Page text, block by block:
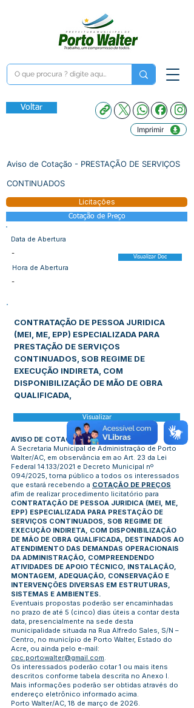
Voltar
Imprimir
Aviso de Cotação - PRESTAÇÃO DE SERVIÇOS
CONTINUADOS
Licitações
Cotação de Preço
Data de Abertura
-
Hora de Abertura
Visualizar Doc
-
CONTRATAÇÃO DE PESSOA JURIDICA
(MEI, ME, EPP) ESPECIALIZADA PARA
PRESTAÇÃO DE SERVIÇOS
CONTINUADOS, SOB REGIME DE
EXECUÇÃO INDIRETA, COM
DISPONIBILIZAÇÃO DE MÃO DE OBRA
QUALIFICADA,
Visualizar
AVISO DE COTAÇÃO DE PREÇOS
A Secretaria Municipal de Administração de Porto
Walter/AC, em observância em ao Art. 23 da Lei
Federal 14.133/2021 e Decreto Municipal nº
094/2025, torna público a todos os interessados
que estará recebendo a COTAÇÃO DE PREÇOS
afim de realizar procedimento licitatório para
CONTRATAÇÃO DE PESSOA JURIDICA (MEI, ME,
EPP) ESPECIALIZADA PARA PRESTAÇÃO DE
SERVIÇOS CONTINUADOS, SOB REGIME DE
EXECUÇÃO INDIRETA, COM DISPONIBILIZAÇÃO
DE MÃO DE OBRA QUALIFICADA, DESTINADOS AO
ATENDIMENTO DAS DEMANDAS OPERACIONAIS
DA ADMINISTRAÇÃO, COMPREENDENDO
ATIVIDADES DE APOIO TÉCNICO, INSTALAÇÃO,
MONTAGEM, ADEQUAÇÃO, CONSERVAÇÃO E
INTERVENÇÕES DIVERSAS EM ESTRUTURAS,
SISTEMAS E AMBIENTES.
Eventuais propostas poderão ser encaminhadas
no prazo de até 5 (cinco) dias úteis a contar desta
data, presencialmente na sede desta
municipalidade situada na Rua Alfredo Sales, S/N –
Centro, no município de Porto Walter, Estado do
Acre, ou ainda pelo e-mail:
cpc.portowalter@gmail.com.
Os interessados poderão cotar 1 ou mais itens
descritos conforme tabela descrita no Anexo I.
Mais informações poderão ser obtidas através do
endereço eletrônico informado acima.
Porto Walter/AC, 18 de março de 2026.